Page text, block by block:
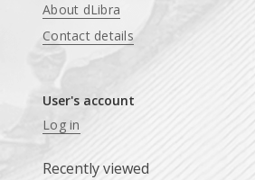
About dLibra
Contact details
User's account
Log in
Recently viewed